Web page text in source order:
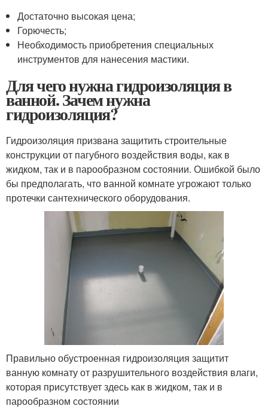
Достаточно высокая цена;
Горючесть;
Необходимость приобретения специальных
инструментов для нанесения мастики.
Для чего нужна гидроизоляция в
ванной. Зачем нужна
гидроизоляция?
Гидроизоляция призвана защитить строительные
конструкции от пагубного воздействия воды, как в
жидком, так и в парообразном состоянии. Ошибкой было
бы предполагать, что ванной комнате угрожают только
протечки сантехнического оборудования.
Правильно обустроенная гидроизоляция защитит
ванную комнату от разрушительного воздействия влаги,
которая присутствует здесь как в жидком, так и в
парообразном состоянии